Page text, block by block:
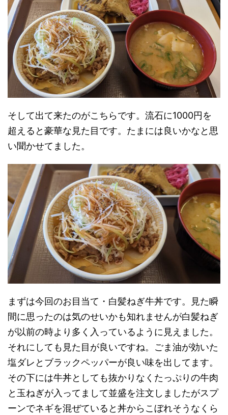
そして出て来たのがこちらです。流石に1000円を
超えると豪華な見た目です。たまには良いかなと思
い聞かせてました。
まずは今回のお目当て・白髪ねぎ牛丼です。見た瞬
間に思ったのは気のせいかも知れませんが白髪ねぎ
が以前の時より多く入っているように見えました。
それにしても見た目が良いですね。ごま油が効いた
塩ダレとブラックペッパーが良い味を出してます。
その下には牛丼としても抜かりなくたっぷりの牛肉
と玉ねぎが入ってまして並盛を注文しましたがスプ
ーンでネギを混ぜていると丼からこぼれそうなくら